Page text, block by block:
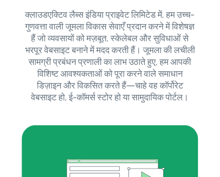
क्लाउडएक्टिव लैब्स इंडिया प्राइवेट लिमिटेड में, हम उच्च-
गुणवत्ता वाली जूमला विकास सेवाएँ प्रदान करने में विशेषज्ञ
हैं जो व्यवसायों को मज़बूत, स्केलेबल और सुविधाओं से
भरपूर वेबसाइट बनाने में मदद करती हैं। जूमला की लचीली
सामग्री प्रबंधन प्रणाली का लाभ उठाते हुए, हम आपकी
विशिष्ट आवश्यकताओं को पूरा करने वाले समाधान
डिज़ाइन और विकसित करते हैं—चाहे वह कॉर्पोरेट
वेबसाइट हो, ई-कॉमर्स स्टोर हो या सामुदायिक पोर्टल।